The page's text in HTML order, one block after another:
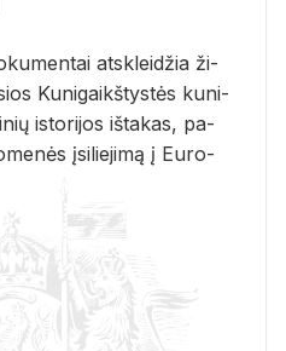
at­sklei­džia ži­
Ku­ni­gaikš­tys­tės ku­ni­
is­to­ri­jos iš­ta­kas, pa­
įsi­lie­ji­mą į Eu­ro­